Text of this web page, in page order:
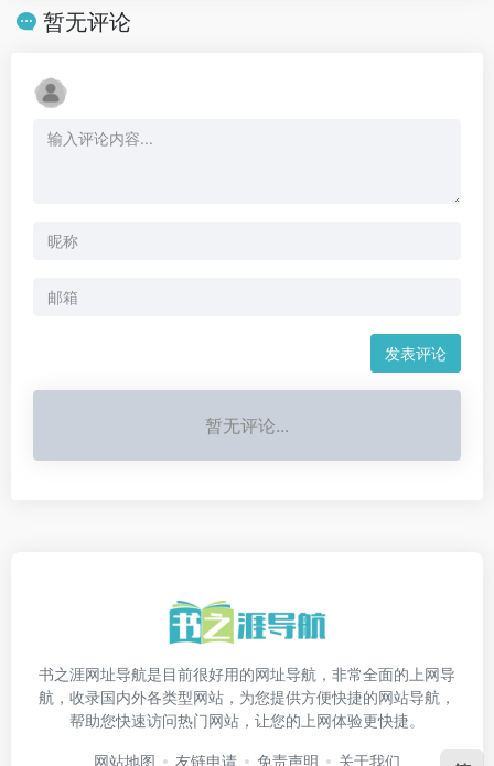
暂无评论
发表评论
暂无评论...
书之涯网址导航是目前很好用的网址导航，非常全面的上网导
航，收录国内外各类型网站，为您提供方便快捷的网站导航，
帮助您快速访问热门网站，让您的上网体验更快捷。
网站地图 友链申请 免责声明 关于我们